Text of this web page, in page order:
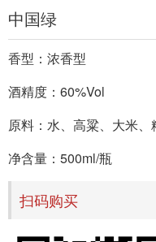
中国绿
香型：浓香型
酒精度：60%Vol
原料：水、高粱、大米
净含量：500ml/瓶
扫码购买